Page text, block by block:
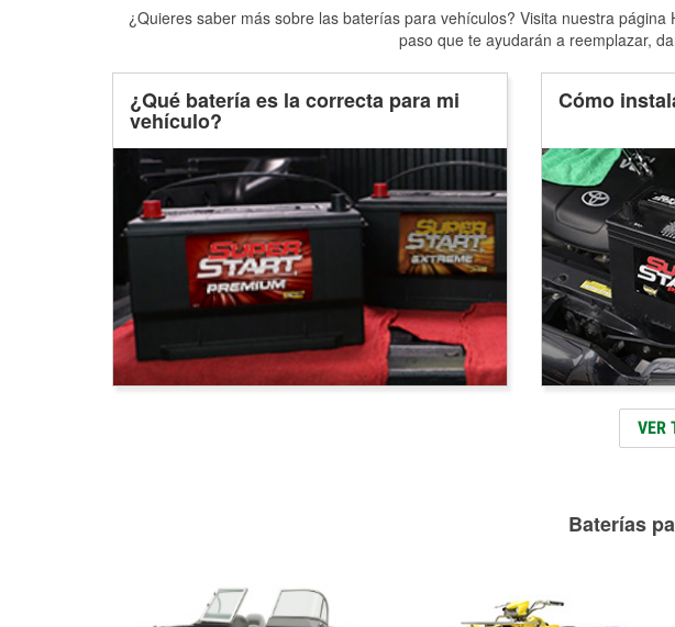
¿Quieres saber más sobre las baterías para vehículos? Visita nuestra
paso que te ayudarán a reemplazar,
¿Qué batería es la correcta para mi
vehículo?
Cómo
VER
Baterías